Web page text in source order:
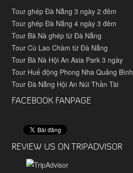
Tour ghép Đà Nẵng 3 ngày 2 đêm
Tour ghép Đà Nẵng 4 ngày 3 đêm
Tour Bà Nà ghép từ Đà Nẵng
Tour Cù Lao Chàm từ Đà Nẵng
Tour Bà Nà Hội An Asia Park 3 ngày
Tour Huế động Phong Nha Quảng Bình
Tour Đà Nẵng Hội An Núi Thần Tài
FACEBOOK FANPAGE
REVIEW US ON TRIPADVISOR